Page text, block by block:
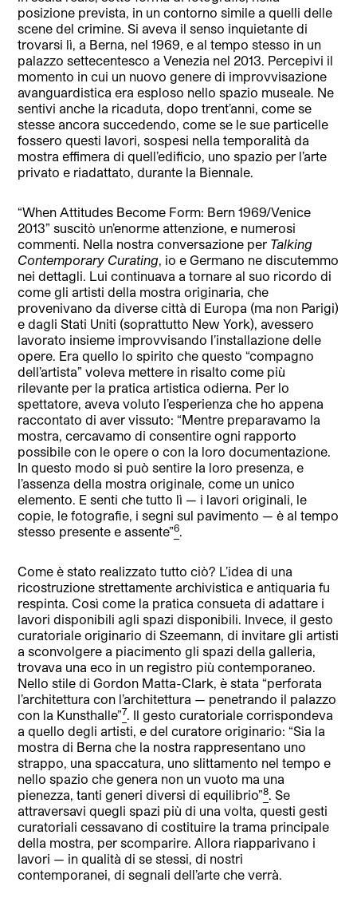
posizione prevista, in un contorno simile a quelli delle
scene del crimine. Si aveva il senso inquietante di
trovarsi lì, a Berna, nel 1969, e al tempo stesso in un
palazzo settecentesco a Venezia nel 2013. Percepivi il
momento in cui un nuovo genere di improvvisazione
avanguardistica era esploso nello spazio museale. Ne
sentivi anche la ricaduta, dopo trent’anni, come se
stesse ancora succedendo, come se le sue particelle
fossero questi lavori, sospesi nella temporalità da
mostra effimera di quell’edificio, uno spazio per l’arte
privato e riadattato, durante la Biennale.
“When Attitudes Become Form: Bern 1969/Venice
2013” suscitò un’enorme attenzione, e numerosi
commenti. Nella nostra conversazione per Talking
Contemporary Curating, io e Germano ne discutemmo
nei dettagli. Lui continuava a tornare al suo ricordo di
come gli artisti della mostra originaria, che
provenivano da diverse città di Europa (ma non Parigi)
e dagli Stati Uniti (soprattutto New York), avessero
lavorato insieme improvvisando l’installazione delle
opere. Era quello lo spirito che questo “compagno
dell’artista” voleva mettere in risalto come più
rilevante per la pratica artistica odierna. Per lo
spettatore, aveva voluto l’esperienza che ho appena
raccontato di aver vissuto: “Mentre preparavamo la
mostra, cercavamo di consentire ogni rapporto
possibile con le opere o con la loro documentazione.
In questo modo si può sentire la loro presenza, e
l’assenza della mostra originale, come un unico
elemento. E senti che tutto lì — i lavori originali, le
copie, le fotografie, i segni sul pavimento — è al tempo
stesso presente e assente”6.
Come è stato realizzato tutto ciò? L’idea di una
ricostruzione strettamente archivistica e antiquaria fu
respinta. Così come la pratica consueta di adattare i
lavori disponibili agli spazi disponibili. Invece, il gesto
curatoriale originario di Szeemann, di invitare gli artisti
a sconvolgere a piacimento gli spazi della galleria,
trovava una eco in un registro più contemporaneo.
Nello stile di Gordon Matta-Clark, è stata “perforata
l’architettura con l’architettura — penetrando il palazzo
con la Kunsthalle”7. Il gesto curatoriale corrispondeva
a quello degli artisti, e del curatore originario: “Sia la
mostra di Berna che la nostra rappresentano uno
strappo, una spaccatura, uno slittamento nel tempo e
nello spazio che genera non un vuoto ma una
pienezza, tanti generi diversi di equilibrio”8. Se
attraversavi quegli spazi più di una volta, questi gesti
curatoriali cessavano di costituire la trama principale
della mostra, per scomparire. Allora riapparivano i
lavori — in qualità di se stessi, di nostri
contemporanei, di segnali dell’arte che verrà.